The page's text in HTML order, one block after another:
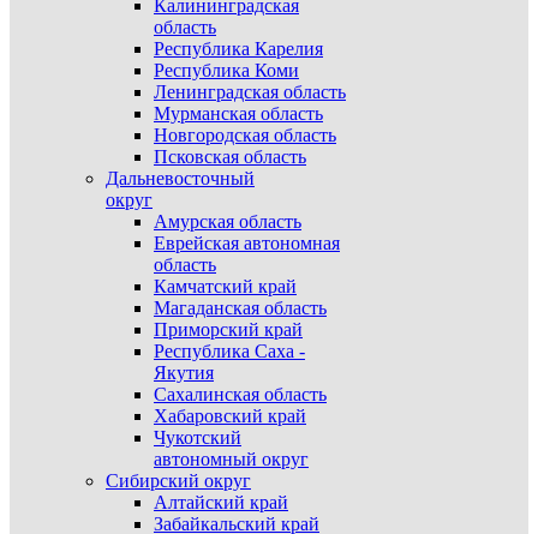
Калининградская
область
Республика Карелия
Республика Коми
Ленинградская область
Мурманская область
Новгородская область
Псковская область
Дальневосточный
округ
Амурская область
Еврейская автономная
область
Камчатский край
Магаданская область
Приморский край
Республика Саха -
Якутия
Сахалинская область
Хабаровский край
Чукотский
автономный округ
Сибирский округ
Алтайский край
Забайкальский край